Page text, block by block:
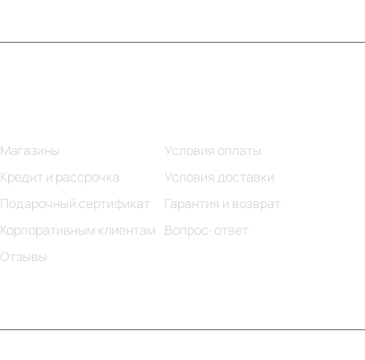
Магазины
Кредит и рассрочка
Подарочный сертификат
Корпоративным клиентам
Отзывы
Условия оплаты
Условия доставки
Гарантия и возврат
Вопрос-ответ